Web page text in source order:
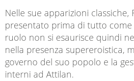
Nelle sue apparizioni classiche,
presentato prima di tutto come
ruolo non si esaurisce quindi
nella presenza supereroistica,
governo del suo popolo e la
interni ad Attilan.